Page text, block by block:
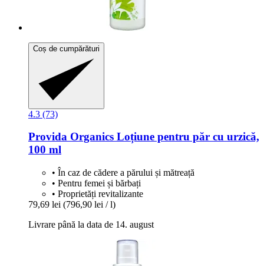
Coș de cumpărături
4.3 (73)
Provida Organics Loțiune pentru păr cu urzică,
100 ml
• În caz de cădere a părului și mătreață
• Pentru femei și bărbați
• Proprietăți revitalizante
79,69 lei (796,90 lei / l)
Livrare până la data de 14. august